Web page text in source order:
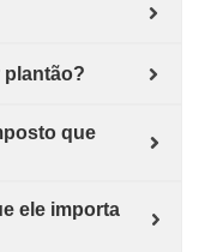
plantão?
que
ele importa